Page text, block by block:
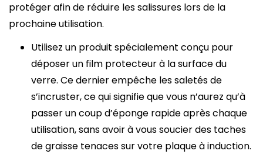
protéger afin de réduire les salissures lors de la
prochaine utilisation.
Utilisez un produit spécialement conçu pour
déposer un film protecteur à la surface du
verre. Ce dernier empêche les saletés de
s’incruster, ce qui signifie que vous n’aurez qu’à
passer un coup d’éponge rapide après chaque
utilisation, sans avoir à vous soucier des taches
de graisse tenaces sur votre plaque à induction.